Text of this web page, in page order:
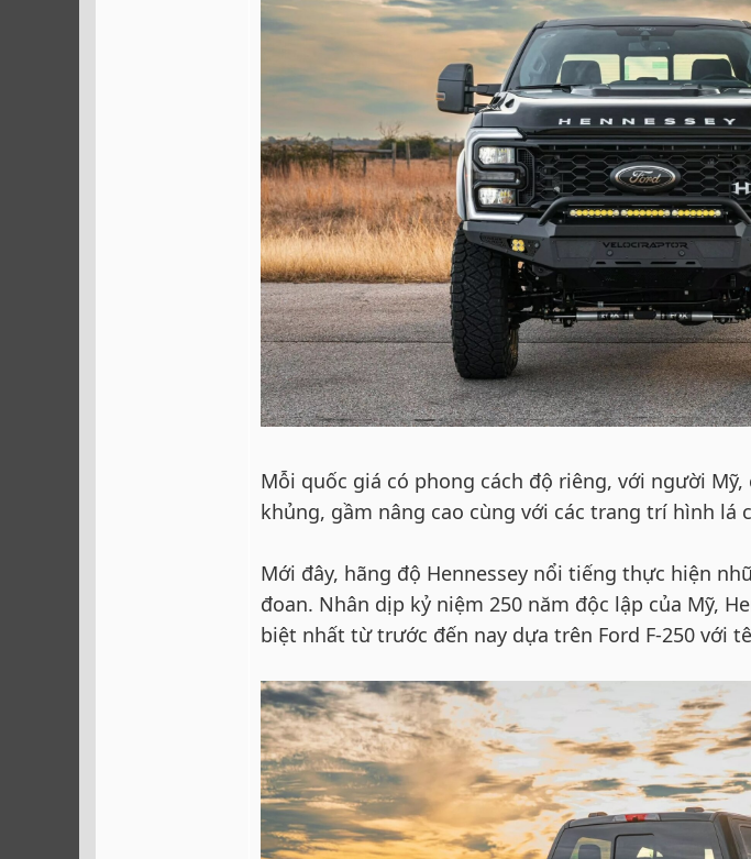
Mỗi quốc giá có phong cách độ riêng, với người
khủng, gầm nâng cao cùng với các trang trí hình lá
Mới đây, hãng độ Hennessey nổi tiếng thực hiện
đoan. Nhân dịp kỷ niệm 250 năm độc lập của Mỹ,
biệt nhất từ trước đến nay dựa trên Ford F-250 với